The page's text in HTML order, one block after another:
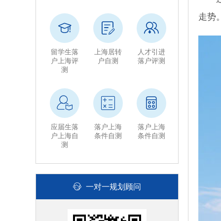
留学生落
户上海评
测
上海居转
户自测
人才引进
落户评测
应届生落
户上海自
测
落户上海
条件自测
落户上海
条件自测
一对一规划顾问
走势